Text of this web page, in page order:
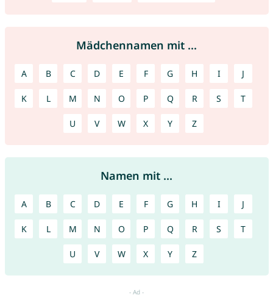
Mädchennamen mit ...
A B C D E F G H I J
K L M N O P Q R S T
U V W X Y Z
Namen mit ...
A B C D E F G H I J
K L M N O P Q R S T
U V W X Y Z